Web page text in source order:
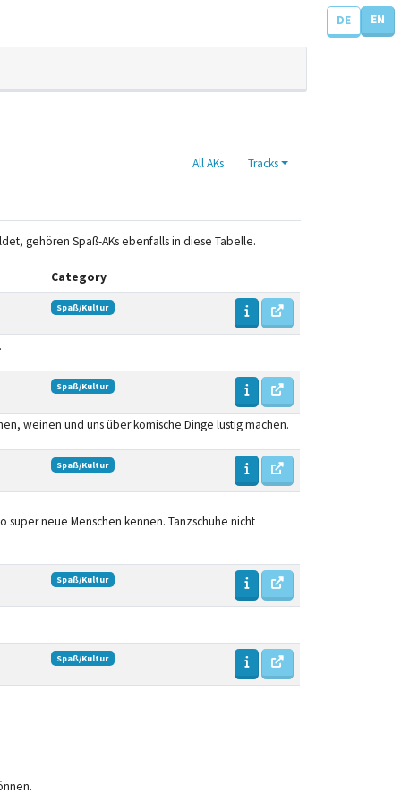
DE EN
All AKs Tracks
gehören Spaß-AKs ebenfalls in diese Tabelle.
Category
Spaß/Kultur
Spaß/Kultur
weinen und uns über komische Dinge lustig machen.
Spaß/Kultur
neue Menschen kennen. Tanzschuhe nicht
Spaß/Kultur
Spaß/Kultur